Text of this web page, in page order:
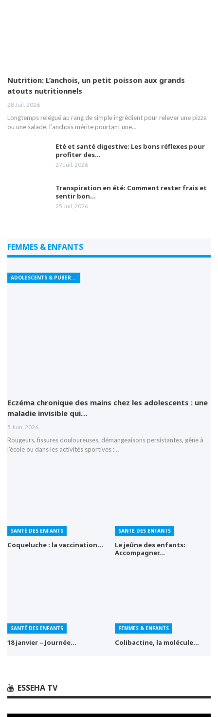
Nutrition: L’anchois, un petit poisson aux grands
atouts nutritionnels
28 Juil, 2026
Longtemps relégué au rang de simple ingrédient pour relever une pizza
ou une salade, l’anchois mérite pourtant une…
Eté et santé digestive: Les bons réflexes pour
profiter des…
27 Juil, 2026
Transpiration en été: Comment rester frais et
sentir bon…
25 Juil, 2026
FEMMES & ENFANTS
ADOLESCENTS & PUBERTÉ
Eczéma chronique des mains chez les adolescents : une
maladie invisible qui…
5 Juin, 2026
Rougeurs, fissures douloureuses, démangeaisons persistantes, gêne à
l’école ou dans les activités sportives :…
SANTÉ DES ENFANTS
Coqueluche : la vaccination…
SANTÉ DES ENFANTS
Le jeûne des enfants:
Accompagner…
SANTÉ DES ENFANTS
18 janvier – Journée…
FEMMES & ENFANTS
Colibactine, la molécule…
ESSEHA TV